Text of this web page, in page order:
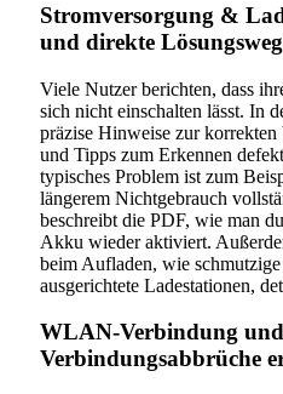
Stromversorgung &
und direkte
Viele Nutzer berichten, dass
sich nicht einschalten lässt. In
präzise Hinweise zur korrekten
und Tipps zum Erkennen
typisches Problem ist zum
längerem Nichtgebrauch
beschreibt die PDF, wie man
Akku wieder aktiviert.
beim Aufladen, wie
ausgerichtete Ladestationen,
WLAN-Verbindung und
Verbindungsabbrüche